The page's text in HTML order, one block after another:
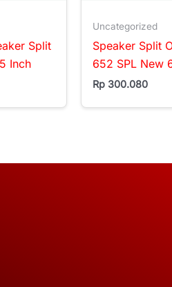
Split
Inch
Uncategorized
Speaker Split
652 SPL New
Rp 300.080